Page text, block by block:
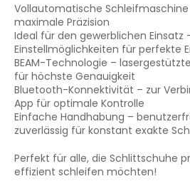
Vollautomatische
maximale Präzision
Ideal für den gewerblichen Einsatz
Einstellmöglichkeiten für perfekte
BEAM-Technologie –
für höchste Genauigkeit
Bluetooth-Konnektivität – zur
App für optimale Kontrolle
Einfache Handhabung –
zuverlässig für konstant exakte
Perfekt für alle, die Schlittschuhe
effizient schleifen möchten!